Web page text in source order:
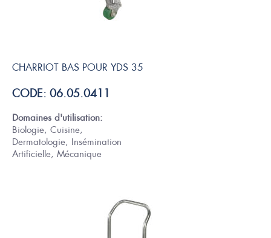
CHARRIOT BAS POUR YDS 35
CODE: 06.05.0411
Domaines d'utilisation:
Biologie, Cuisine,
Dermatologie, Insémination
Artificielle, Mécanique